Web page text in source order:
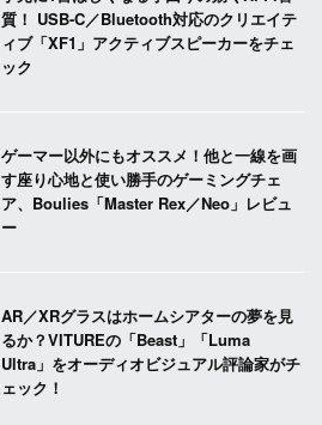
質！ USB-C／Bluetooth対応のクリエイテ
ィブ「XF1」アクティブスピーカーをチェ
ック
ゲーマー以外にもオススメ！他と一線を画
す座り心地と使い勝手のゲーミングチェ
ア、Boulies「Master Rex／Neo」レビュ
ー
AR／XRグラスはホームシアターの夢を見
るか？VITUREの「Beast」「Luma
Ultra」をオーディオビジュアル評論家がチ
ェック！